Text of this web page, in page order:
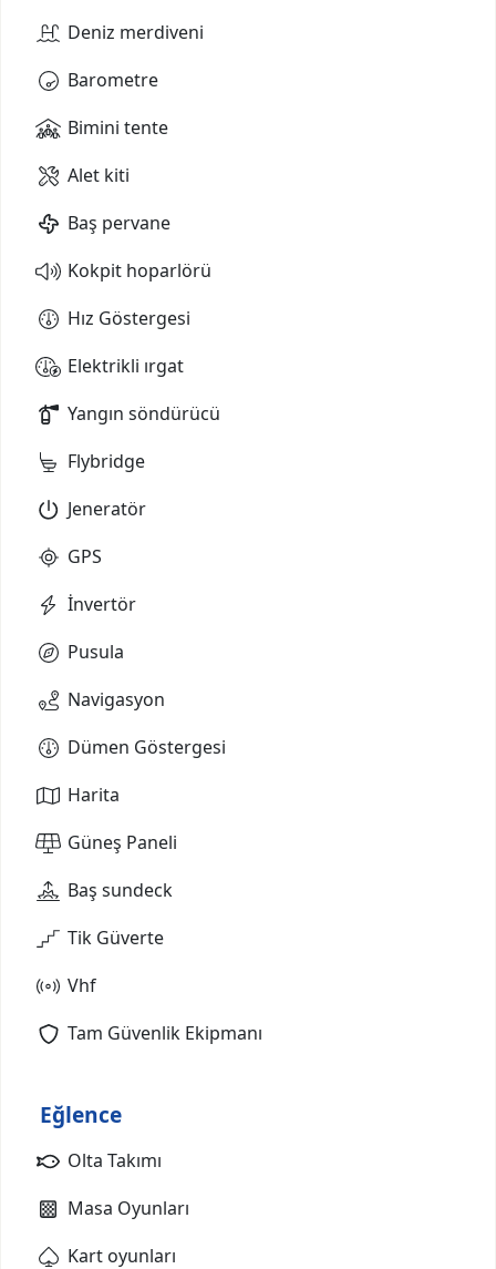
Deniz merdiveni
Barometre
Bimini tente
Alet kiti
Baş pervane
Kokpit hoparlörü
Hız Göstergesi
Elektrikli ırgat
Yangın söndürücü
Flybridge
Jeneratör
GPS
İnvertör
Pusula
Navigasyon
Dümen Göstergesi
Harita
Güneş Paneli
Baş sundeck
Tik Güverte
Vhf
Tam Güvenlik Ekipmanı
Eğlence
Olta Takımı
Masa Oyunları
Kart oyunları